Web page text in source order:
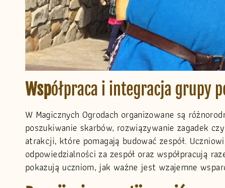
Współpraca i integracja grupy
W Magicznych Ogrodach organizowane są
poszukiwanie skarbów, rozwiązywanie zagadek
atrakcji, które pomagają budować zespół.
odpowiedzialności za zespół oraz współpracują
pokazują uczniom, jak ważne jest wzajemne